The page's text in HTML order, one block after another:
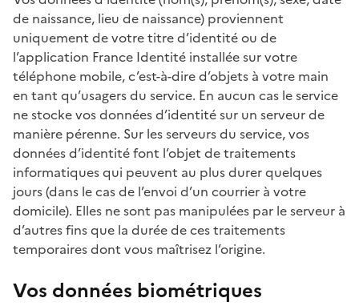
de naissance, lieu de naissance) proviennent
uniquement de votre titre d’identité ou de
l’application France Identité installée sur votre
téléphone mobile, c’est-à-dire d’objets à votre main
en tant qu’usagers du service. En aucun cas le service
ne stocke vos données d’identité sur un serveur de
manière pérenne. Sur les serveurs du service, vos
données d’identité font l’objet de traitements
informatiques qui peuvent au plus durer quelques
jours (dans le cas de l’envoi d’un courrier à votre
domicile). Elles ne sont pas manipulées par le serveur à
d’autres fins que la durée de ces traitements
temporaires dont vous maîtrisez l’origine.
Vos données biométriques